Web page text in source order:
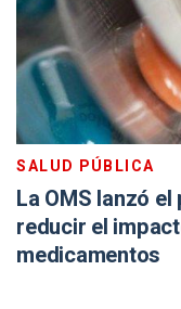
SALUD PÚBLICA
La OMS lanzó
reducir el
medicamentos